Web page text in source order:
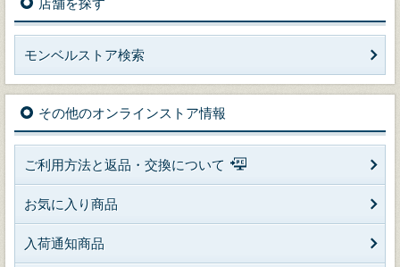
店舗を探す
モンベルストア検索
その他のオンラインストア情報
ご利用方法と返品・交換について
お気に入り商品
入荷通知商品